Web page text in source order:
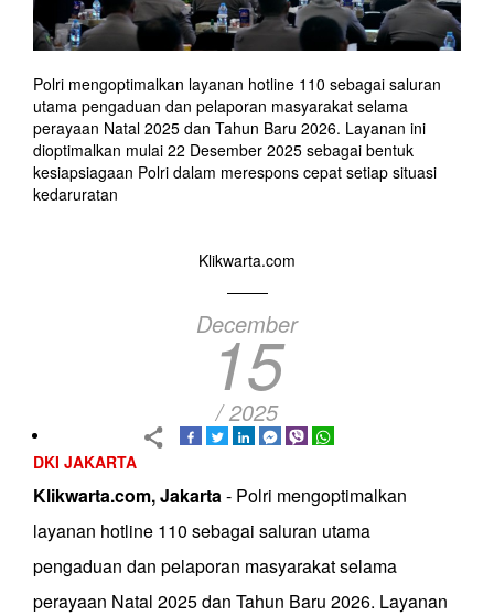
Polri mengoptimalkan layanan hotline 110 sebagai saluran
utama pengaduan dan pelaporan masyarakat selama
perayaan Natal 2025 dan Tahun Baru 2026. Layanan ini
dioptimalkan mulai 22 Desember 2025 sebagai bentuk
kesiapsiagaan Polri dalam merespons cepat setiap situasi
kedaruratan
Klikwarta.com
December
15
/ 2025
DKI JAKARTA
Klikwarta.com, Jakarta- Polri mengoptimalkan
layanan hotline 110 sebagai saluran utama
pengaduan dan pelaporan masyarakat selama
perayaan Natal 2025 dan Tahun Baru 2026. Layanan